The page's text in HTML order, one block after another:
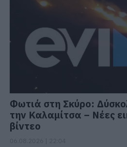
Φωτιά στη Σκύρο:
την Καλαμίτσα – Νέες
βίντεο